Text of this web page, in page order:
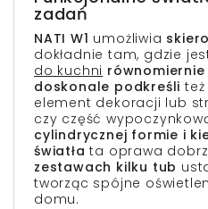
zadań
NATI W1 umożliwia
dokładnie tam, gdzie
do kuchni
doskonale podkreśli
element dekoracji lub
czy część
cylindrycznej formie i
światła ta oprawa
zestawach kilku tub
tworząc spójne
domu.